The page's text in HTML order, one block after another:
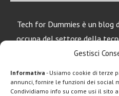
Gestisci
Informativa - Usiamo cookie di terze
annunci, fornire le funzioni dei social
Condividiamo info su come usi il sito
Tech for Dummies è un blog
occupa del settore della
una particolare attenzione